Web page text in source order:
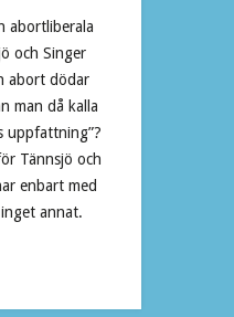
abortliberala
och Singer
abort dödar
man då kalla
uppfattning”?
Tännsjö och
enbart med
annat.